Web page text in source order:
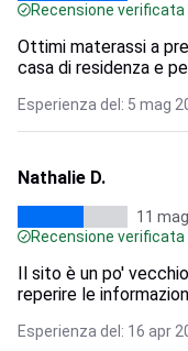
Recensione verificata
Ottimi materassi a
casa di residenza e
Esperienza del: 5 mag
Nathalie D.
11
Recensione verificata
Il sito è un po'
reperire le
Esperienza del: 16 apr